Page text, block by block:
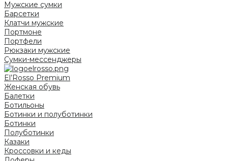
Мужские сумки
Барсетки
Клатчи мужские
Портмоне
Портфели
Рюкзаки мужские
Сумки-мессенджеры
El’Rosso Premium
Женская обувь
Балетки
Ботильоны
Ботинки и полуботинки
Ботинки
Полуботинки
Казаки
Кроссовки и кеды